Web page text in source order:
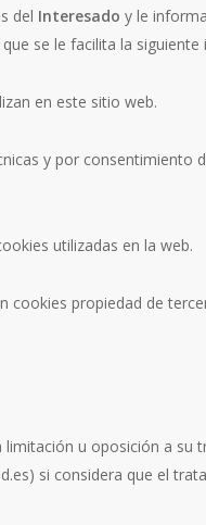
del Interesado y le
se le facilita la
en este sitio web.
y por consentimiento
utilizadas en la web.
propiedad de
u oposición a su
si considera que el